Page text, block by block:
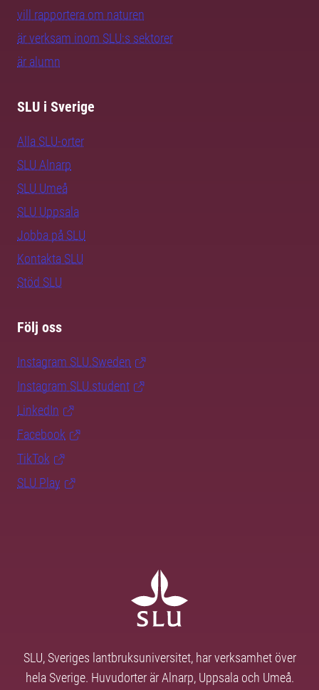
vill rapportera om naturen
är verksam inom SLU:s sektorer
är alumn
SLU i Sverige
Alla SLU-orter
SLU Alnarp
SLU Umeå
SLU Uppsala
Jobba på SLU
Kontakta SLU
Stöd SLU
Följ oss
Instagram SLU.Sweden
Instagram SLU.student
LinkedIn
Facebook
TikTok
SLU Play
SLU, Sveriges lantbruksuniversitet, har verksamhet över
hela Sverige. Huvudorter är Alnarp, Uppsala och Umeå.